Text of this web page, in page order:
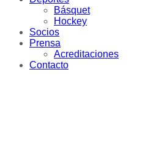
Básquet
Hockey
Socios
Prensa
Acreditaciones
Contacto